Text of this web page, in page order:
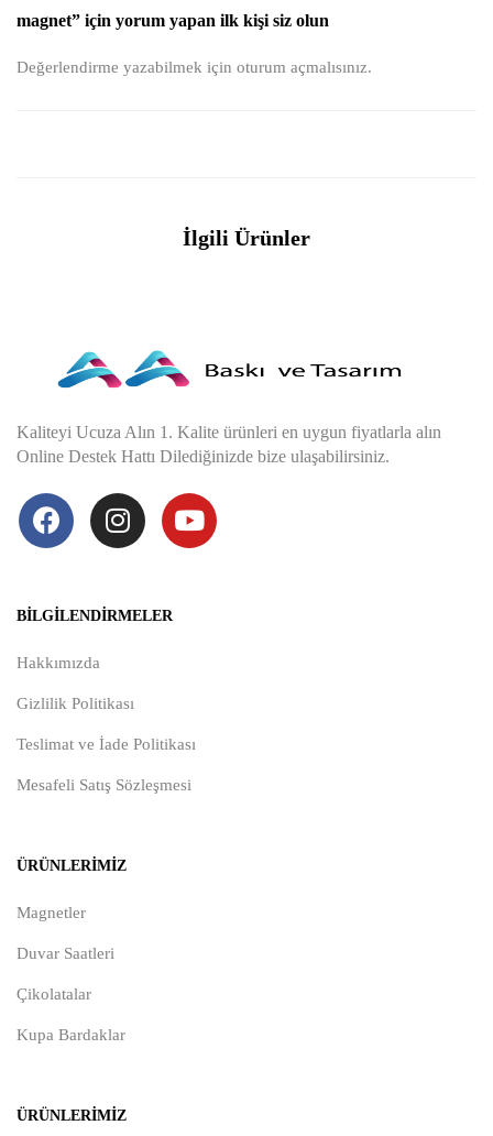
magnet” için yorum yapan ilk kişi siz olun
Değerlendirme yazabilmek için oturum açmalısınız.
İlgili Ürünler
Kaliteyi Ucuza Alın 1. Kalite ürünleri en uygun fiyatlarla alın
Online Destek Hattı Dilediğinizde bize ulaşabilirsiniz.
BILGILENDIRMELER
Hakkımızda
Gizlilik Politikası
Teslimat ve İade Politikası
Mesafeli Satış Sözleşmesi
ÜRÜNLERIMIZ
Magnetler
Duvar Saatleri
Çikolatalar
Kupa Bardaklar
ÜRÜNLERIMIZ